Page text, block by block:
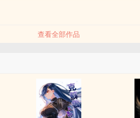
查看全部作品